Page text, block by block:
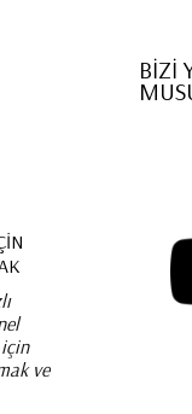
ve
BİZİ